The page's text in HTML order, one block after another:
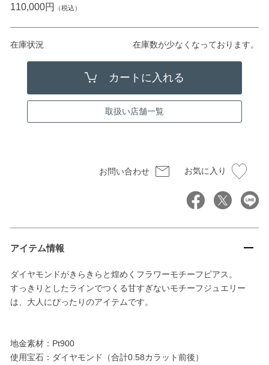
110,000円 （税込）
在庫状況 在庫数が少なくなっております。
取扱い店舗一覧
お問い合わせ お気に入り
アイテム情報
ダイヤモンドがきらきらと煌めくフラワーモチーフピアス。
すっきりとしたラインでつくる甘すぎないモチーフジュエリー
は、大人にぴったりのアイテムです。
地金素材：Pt900
使用宝石：ダイヤモンド（合計0.58カラット前後）